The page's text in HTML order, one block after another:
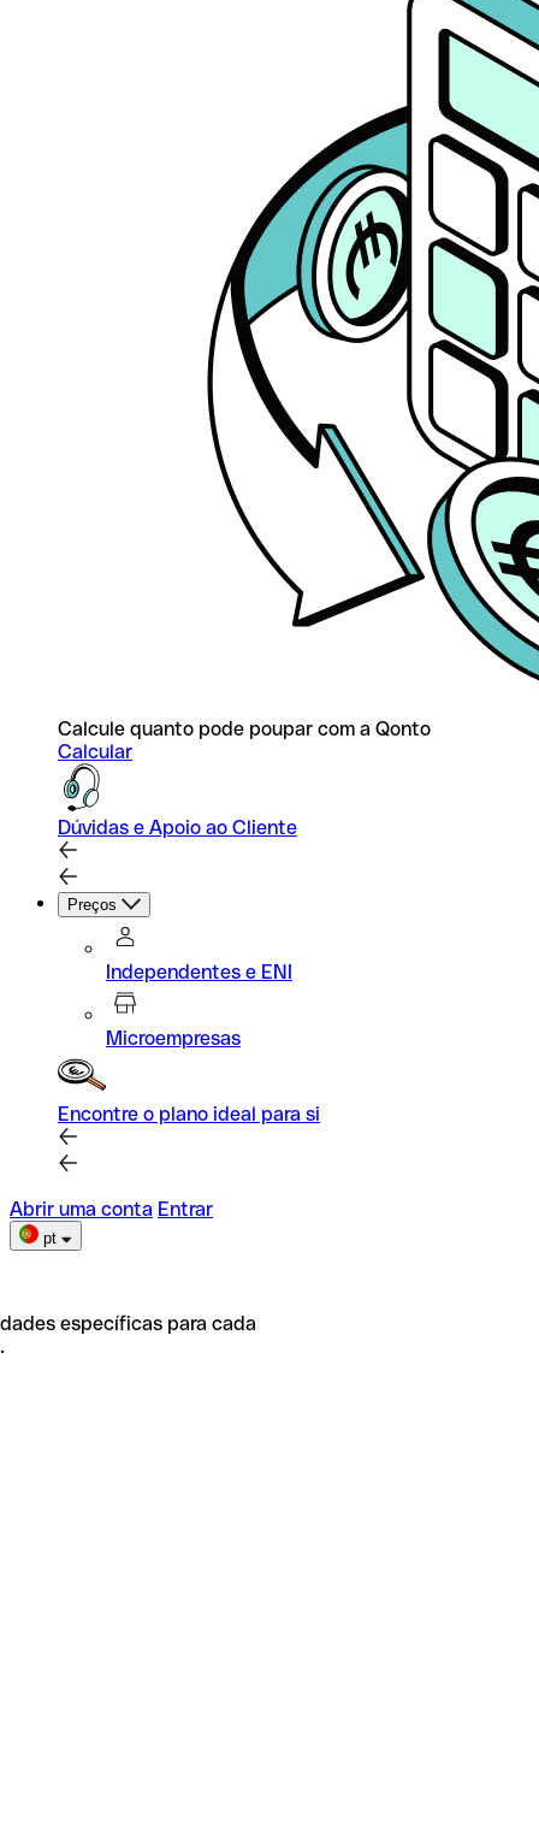
Calcule quanto pode poupar com a Qonto
Calcular
Dúvidas e Apoio ao Cliente
Preços
Independentes e ENI
Microempresas
Encontre o plano ideal para si
Abrir uma conta Entrar
pt
específicas para cada